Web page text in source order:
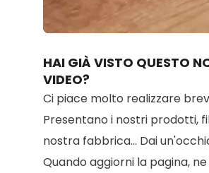
HAI GIÀ VISTO QUESTO
VIDEO?
Ci piace molto realizzare
Presentano i nostri prodotti,
nostra fabbrica... Dai
Quando aggiorni la pagina,